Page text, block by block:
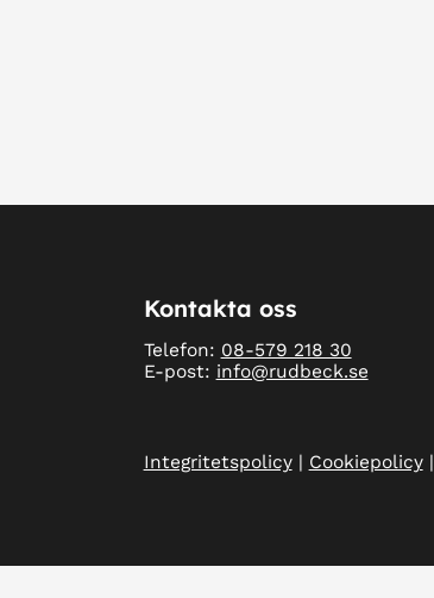
Kontakta oss
Telefon: 08-579 218 30
E-post: info@rudbeck.se
Integritetspolicy| Cookiepolicy|